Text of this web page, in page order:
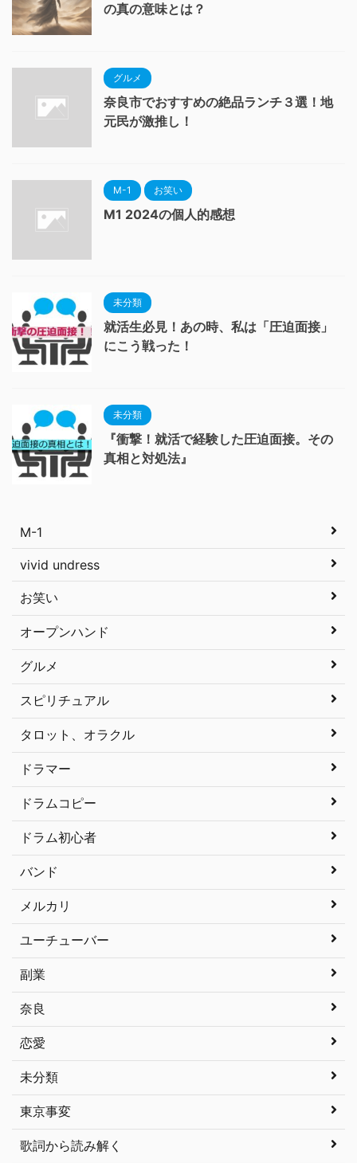
の真の意味とは？
グルメ
奈良市でおすすめの絶品ランチ３選！地
元民が激推し！
M-1 お笑い
M1 2024の個人的感想
未分類
就活生必見！あの時、私は「圧迫面接」
にこう戦った！
未分類
『衝撃！就活で経験した圧迫面接。その
真相と対処法』
M-1
vivid undress
お笑い
オープンハンド
グルメ
スピリチュアル
タロット、オラクル
ドラマー
ドラムコピー
ドラム初心者
バンド
メルカリ
ユーチューバー
副業
奈良
恋愛
未分類
東京事変
歌詞から読み解く